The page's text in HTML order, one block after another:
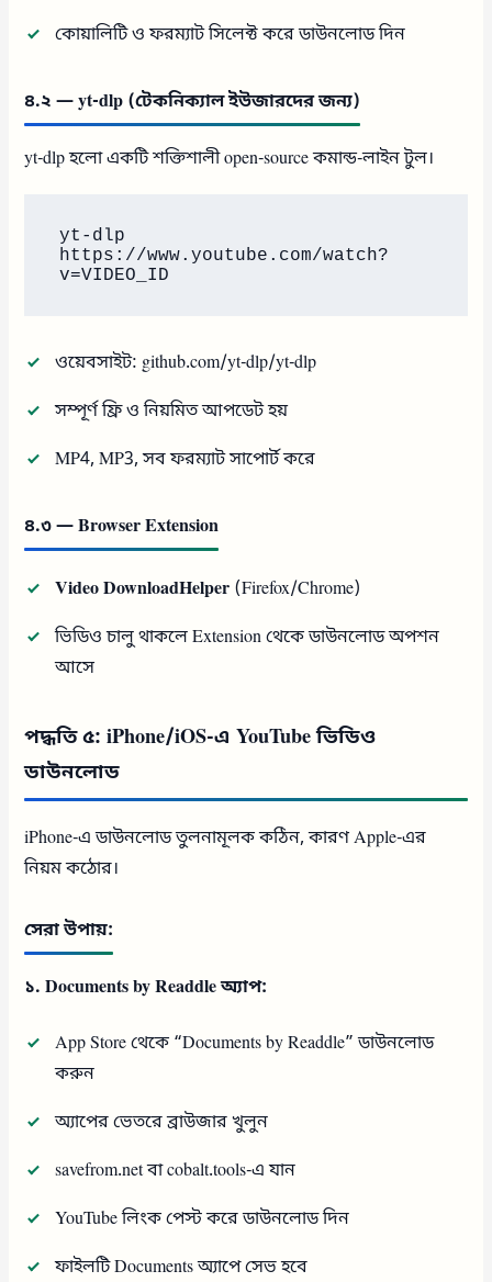
কোয়ালিটি ও ফরম্যাট সিলেক্ট করে ডাউনলোড দিন
৪.২ — yt-dlp (টেকনিক্যাল ইউজারদের জন্য)
yt-dlp হলো একটি শক্তিশালী open-source কমান্ড-লাইন টুল।
yt-dlp
https://www.youtube.com/watch?
ওয়েবসাইট: github.com/yt-dlp/yt-dlp
সম্পূর্ণ ফ্রি ও নিয়মিত আপডেট হয়
MP4, MP3, সব ফরম্যাট সাপোর্ট করে
৪.৩ — Browser Extension
Video DownloadHelper (Firefox/Chrome)
ভিডিও চালু থাকলে Extension থেকে ডাউনলোড অপশন
আসে
পদ্ধতি ৫: iPhone/iOS-এ YouTube ভিডিও
ডাউনলোড
iPhone-এ ডাউনলোড তুলনামূলক কঠিন, কারণ Apple-এর
নিয়ম কঠোর।
সেরা উপায়:
১. Documents by Readdle অ্যাপ:
App Store থেকে “Documents by Readdle” ডাউনলোড
করুন
অ্যাপের ভেতরে ব্রাউজার খুলুন
savefrom.net বা cobalt.tools-এ যান
YouTube লিংক পেস্ট করে ডাউনলোড দিন
ফাইলটি Documents অ্যাপে সেভ হবে